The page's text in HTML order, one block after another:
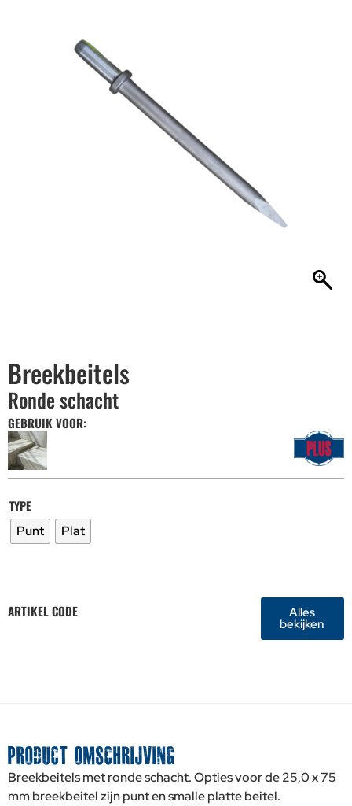
Breekbeitels
Ronde schacht
GEBRUIK VOOR:
TYPE
Punt
Plat
ARTIKEL CODE Alles
bekijken
PRODUCT OMSCHRIJVING
Breekbeitels met ronde schacht. Opties voor de 25,0 x 75
mm breekbeitel zijn punt en smalle platte beitel.